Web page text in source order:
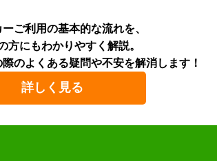
ご利用の基本的な流れを、
方にもわかりやすく解説。
のよくある疑問や不安を解消します！
詳しく見る